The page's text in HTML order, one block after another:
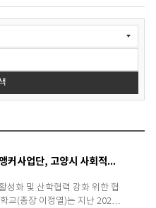
기
중부대학교 고양 앵커사업단, 고양시 사회적경제연합회·고양산업진흥원 업무협약(MOU) 체결
성화 및 산학협력 강화 위한 협
교(총장 이정열)는 지난 2026